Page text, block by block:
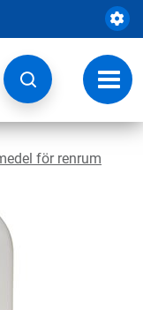
Ändra
för renrum